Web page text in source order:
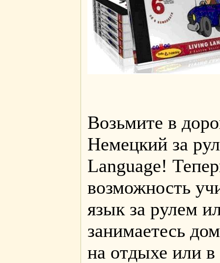
Возьмите в
Немецкий за
Language!
возможность
язык за рулем
занимаетесь
на отдыхе или в